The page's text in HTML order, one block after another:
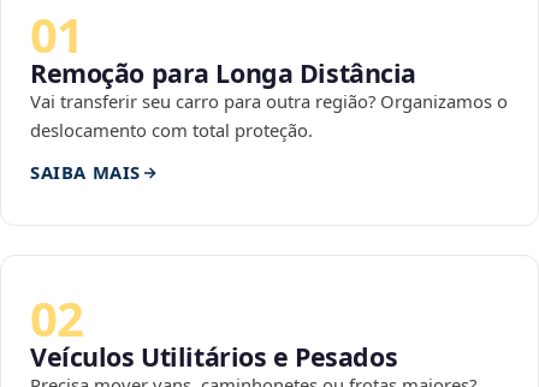
01
Remoção para Longa Distância
Vai transferir seu carro para outra região? Organizamos o
deslocamento com total proteção.
SAIBA MAIS
02
Veículos Utilitários e Pesados